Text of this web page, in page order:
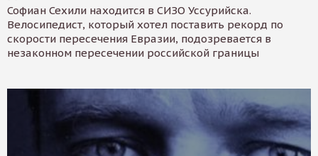
Софиан Сехили находится в СИЗО Уссурийска.
Велосипедист, который хотел поставить рекорд по
скорости пересечения Евразии, подозревается в
незаконном пересечении российской границы